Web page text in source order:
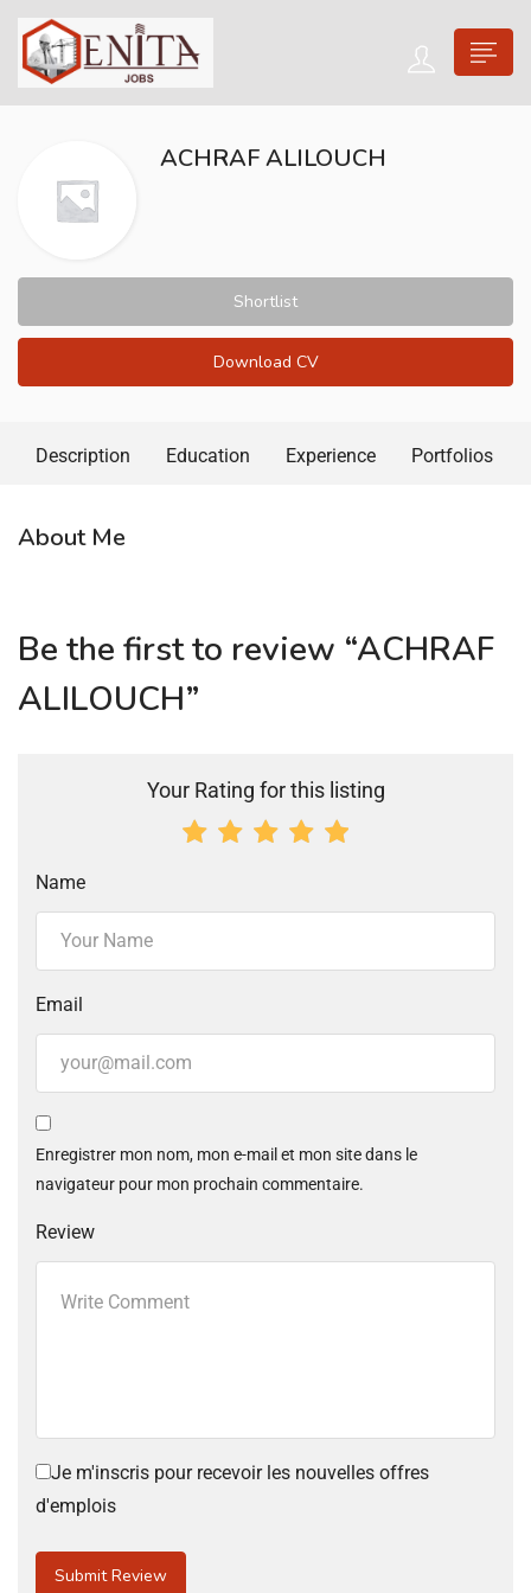
ACHRAF ALILOUCH
Shortlist
Download CV
Description Education Experience Portfolios
About Me
Be the first to review “ACHRAF
ALILOUCH”
Your Rating for this listing
Name
Email
Enregistrer mon nom, mon e-mail et mon site dans le
navigateur pour mon prochain commentaire.
Review
Je m'inscris pour recevoir les nouvelles offres
d'emplois